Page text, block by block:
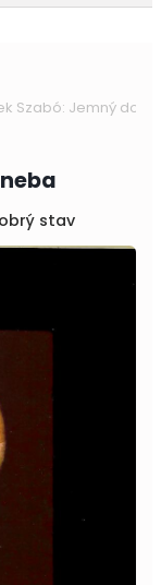
Szabó: Jemný
stav